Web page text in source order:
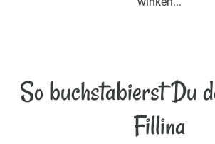
So buchstabierst Du
Fillina